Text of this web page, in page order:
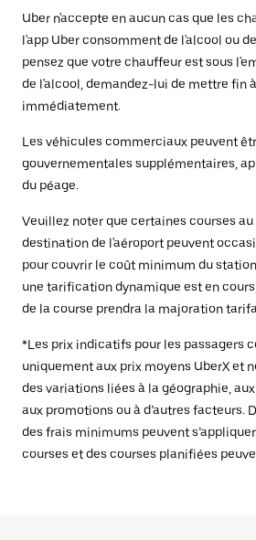
Uber n'accepte en aucun cas que les
l'app Uber consomment de l'alcool ou
pensez que votre chauffeur est sous
de l'alcool, demandez-lui de mettre fin
immédiatement.
Les véhicules commerciaux peuvent
gouvernementales supplémentaires,
du péage.
Veuillez noter que certaines courses
destination de l'aéroport peuvent
pour couvrir le coût minimum du
une tarification dynamique est en
de la course prendra la majoration
*Les prix indicatifs pour les passagers
uniquement aux prix moyens UberX et
des variations liées à la géographie,
aux promotions ou à d’autres facteurs.
des frais minimums peuvent
courses et des courses planifiées